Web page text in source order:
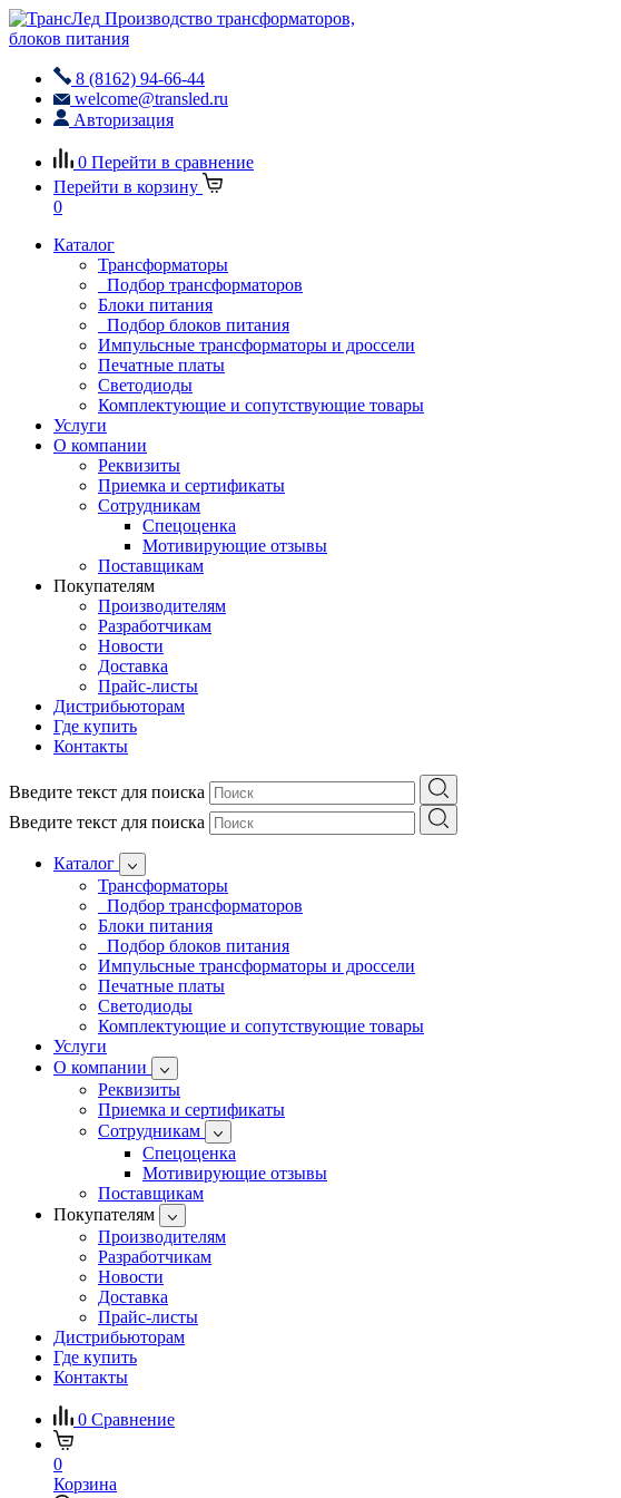
Производство трансформаторов,
блоков питания
8 (8162) 94-66-44
welcome@transled.ru
Авторизация
0 Перейти в сравнение
Перейти в корзину
0
Каталог
Трансформаторы
Подбор трансформаторов
Блоки питания
Подбор блоков питания
Импульсные трансформаторы и дроссели
Печатные платы
Светодиоды
Комплектующие и сопутствующие товары
Услуги
О компании
Реквизиты
Приемка и сертификаты
Сотрудникам
Спецоценка
Мотивирующие отзывы
Поставщикам
Покупателям
Производителям
Разработчикам
Новости
Доставка
Прайс-листы
Дистрибьюторам
Где купить
Контакты
Введите текст для поиска
Введите текст для поиска
Каталог
Трансформаторы
Подбор трансформаторов
Блоки питания
Подбор блоков питания
Импульсные трансформаторы и дроссели
Печатные платы
Светодиоды
Комплектующие и сопутствующие товары
Услуги
О компании
Реквизиты
Приемка и сертификаты
Сотрудникам
Спецоценка
Мотивирующие отзывы
Поставщикам
Покупателям
Производителям
Разработчикам
Новости
Доставка
Прайс-листы
Дистрибьюторам
Где купить
Контакты
0 Сравнение
0
Корзина